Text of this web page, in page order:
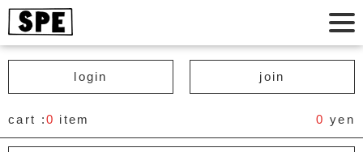
login join
cart :0 item 0 yen